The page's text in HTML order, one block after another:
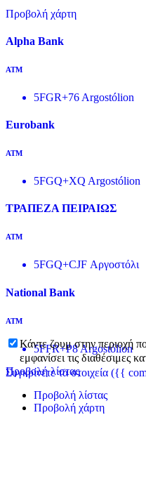
Προβολή χάρτη
Alpha Bank
ΑΤΜ
5FGR+76 Argostólion
Eurobank
ΑΤΜ
5FGQ+XQ Argostólion
ΤΡΑΠΕΖΑ ΠΕΙΡΑΙΩΣ
ΑΤΜ
5FGQ+CJF Αργοστόλι
National Bank
ΑΤΜ
5FFR+P8 Argostólion
Συγκρίνετε τα στοιχεία ({{
Κάντε ζουμ στην περιοχή
εμφανίσει τις διαθέσιμες
Προβολή λίστας
Προβολή λίστας
Προβολή χάρτη